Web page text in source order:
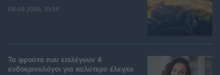
08.08.2026, 10:59
Τα φρούτα που επιλέγουν 4
ενδοκρινολόγοι για καλύτερο έλεγχο